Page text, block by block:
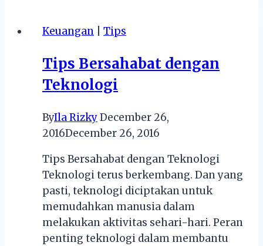
untuk
Rumah
Sakit?
Keuangan Tips
Tips Bersahabat dengan
Teknologi
ByIla RizkyDecember 26,
2016December 26, 2016
Tips Bersahabat dengan Teknologi
Teknologi terus berkembang. Dan yang
pasti, teknologi diciptakan untuk
memudahkan manusia dalam
melakukan aktivitas sehari-hari. Peran
penting teknologi dalam membantu